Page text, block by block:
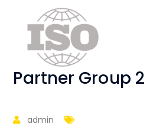
Partner Group 2
admin